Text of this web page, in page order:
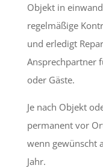
Objekt in
regelmäßige
und erledigt
Ansprechpartner
oder Gäste.
Je nach Objekt
permanent vor
wenn gewünscht
Jahr.